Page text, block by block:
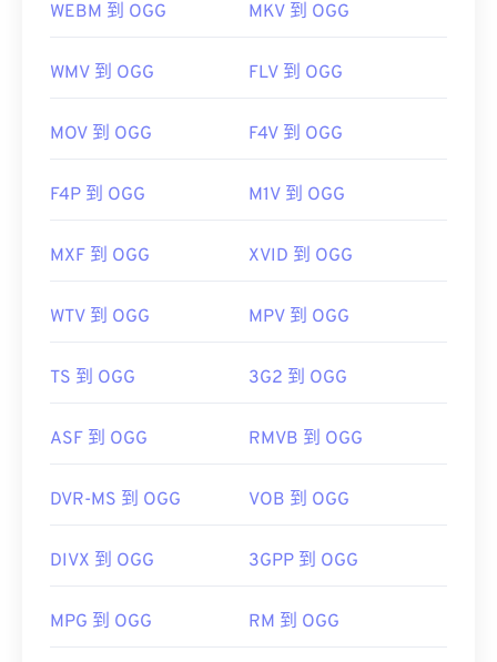
WEBM 到 OGG MKV 到 OGG
WMV 到 OGG FLV 到 OGG
MOV 到 OGG F4V 到 OGG
F4P 到 OGG M1V 到 OGG
MXF 到 OGG XVID 到 OGG
WTV 到 OGG MPV 到 OGG
TS 到 OGG 3G2 到 OGG
ASF 到 OGG RMVB 到 OGG
DVR-MS 到 OGG VOB 到 OGG
DIVX 到 OGG 3GPP 到 OGG
MPG 到 OGG RM 到 OGG